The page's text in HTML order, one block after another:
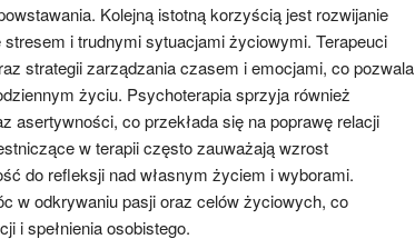
Kolejną istotną korzyścią jest rozwijanie
i trudnymi sytuacjami życiowymi. Terapeuci
strategii zarządzania czasem i emocjami, co pozwala
życiu. Psychoterapia sprzyja również
asertywności, co przekłada się na poprawę relacji
w terapii często zauważają wzrost
do refleksji nad własnym życiem i wyborami.
w odkrywaniu pasji oraz celów życiowych, co
i spełnienia osobistego.